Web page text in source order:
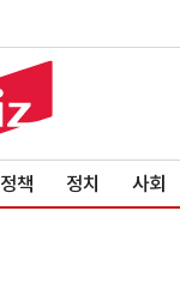
정책 정치 사회